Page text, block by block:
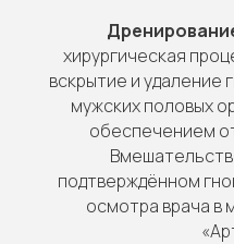
хирургическая
вскрытие и удаление
мужских половых
обеспечением
подтверждённом
осмотра врача в